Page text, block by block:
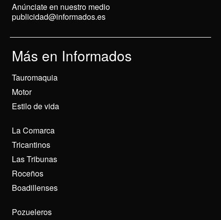
Anúnciate en nuestro medio
publicidad@informados.es
Más en Informados
Tauromaquia
Motor
Estilo de vida
La Comarca
Tricantinos
Las Tribunas
Roceños
Boadillenses
Pozueleros